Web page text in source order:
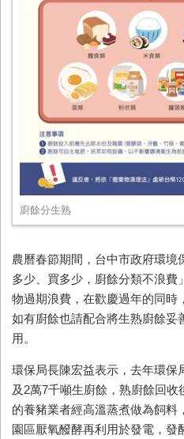
廚餘分生熟
農曆春節期間，台中市政府環境
多少、買多少，廚餘分類不浪費
物過期浪費，在歡慶過年的同時
如有廚餘也請配合將生熟廚餘妥
用。
環保局長陳宏益表示，去年環保
及2萬7千噸生廚餘，熟廚餘回
的養豬業者經高溫蒸煮做為飼料
園區厭氧醱酵再利用於發電，發